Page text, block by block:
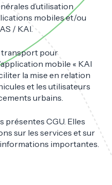
d’utilisation
mobiles et/ou
/ KAI.
transport pour
mobile « KAI
la mise en relation
et les utilisateurs
urbains.
présentes CGU. Elles
sur les services et sur
importantes.